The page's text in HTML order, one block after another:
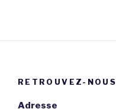
RETROUVEZ-NOUS
Adresse